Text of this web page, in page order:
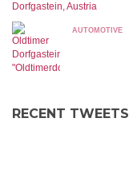
Dorfgastein, Austria
AUTOMOTIVE
RECENT TWEETS